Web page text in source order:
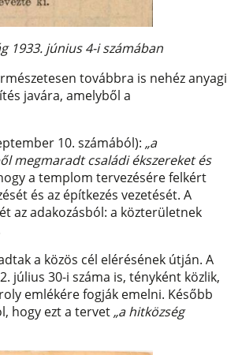
1933. június 4-i számában
továbbra is nehéz anyagi
javára, amelyből a
10. számából):„a
megmaradt családi ékszereket és
a templom tervezésére felkért
és az építkezés vezetését. A
az adakozásból: a közterületnek
a közös cél elérésének útján. A
július 30-i száma is, tényként közlik,
emlékére fogják emelni. Később
hogy ezt a tervet„a hitközség